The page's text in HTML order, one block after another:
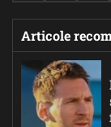
Articole